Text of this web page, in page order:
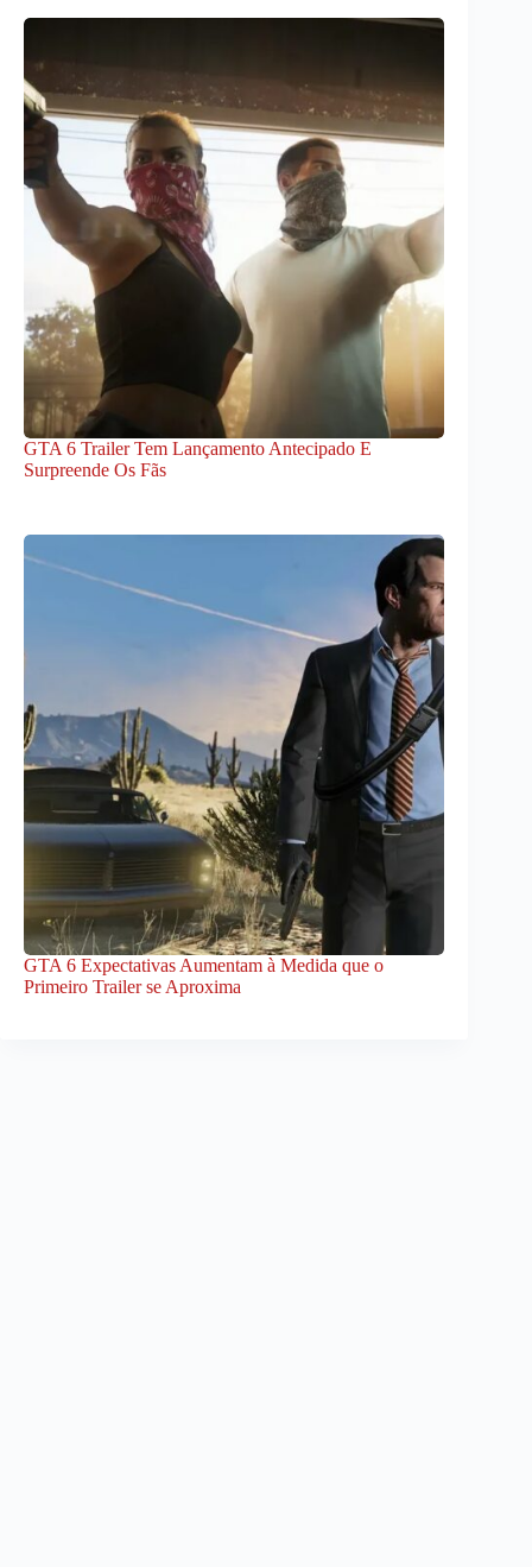
GTA 6 Trailer Tem Lançamento Antecipado E
Surpreende Os Fãs
GTA 6 Expectativas Aumentam à Medida que o
Primeiro Trailer se Aproxima